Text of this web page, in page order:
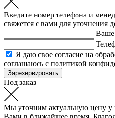
Введите номер телефона и
свяжется с вами для уточнения
Ваше
Я даю свое согласие на
соглашаюсь с политикой
Под заказ
Мы уточним актуальную цену у
Вами в ближайшее время.